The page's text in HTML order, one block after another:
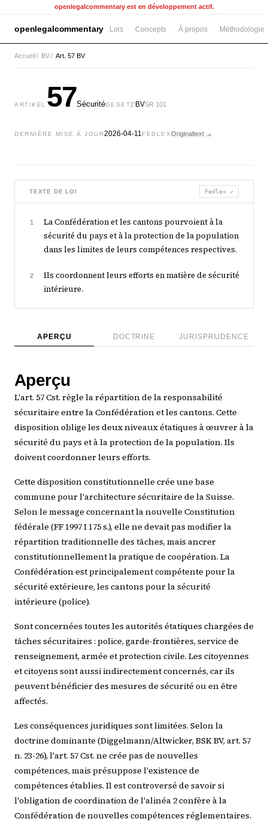
openlegalcommentary est en développement actif.
openlegalcommentary Lois Concepts À propos Méthodologie
Accueil/ BV/ Art. 57 BV
ARTIKEL 57SécuritéGESETZ BVSR 101
DERNIÈRE MISE À JOUR2026-04-11FEDLEXOriginaltext →
TEXTE DE LOI Fedlex ↗
1
La Confédération et les cantons pourvoient à la
sécurité du pays et à la protection de la population
dans les limites de leurs compétences respectives.
2
Ils coordonnent leurs efforts en matière de sécurité
intérieure.
APERÇU DOCTRINE JURISPRUDENCE
Aperçu
L'art. 57 Cst. règle la répartition de la responsabilité
sécuritaire entre la Confédération et les cantons. Cette
disposition oblige les deux niveaux étatiques à œuvrer à la
sécurité du pays et à la protection de la population. Ils
doivent coordonner leurs efforts.
Cette disposition constitutionnelle crée une base
commune pour l'architecture sécuritaire de la Suisse.
Selon le message concernant la nouvelle Constitution
fédérale (FF 1997 I 175 s.), elle ne devait pas modifier la
répartition traditionnelle des tâches, mais ancrer
constitutionnellement la pratique de coopération. La
Confédération est principalement compétente pour la
sécurité extérieure, les cantons pour la sécurité
intérieure (police).
Sont concernées toutes les autorités étatiques chargées de
tâches sécuritaires : police, garde-frontières, service de
renseignement, armée et protection civile. Les citoyennes
et citoyens sont aussi indirectement concernés, car ils
peuvent bénéficier des mesures de sécurité ou en être
affectés.
Les conséquences juridiques sont limitées. Selon la
doctrine dominante (Diggelmann/Altwicker, BSK BV, art. 57
n. 23-26), l'art. 57 Cst. ne crée pas de nouvelles
compétences, mais présuppose l'existence de
compétences établies. Il est controversé de savoir si
l'obligation de coordination de l'alinéa 2 confère à la
Confédération de nouvelles compétences réglementaires.